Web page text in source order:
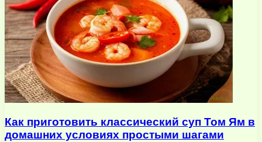
Как приготовить классический суп Том Ям в
домашних условиях простыми шагами